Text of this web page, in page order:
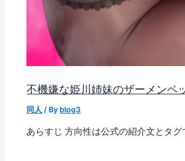
不機嫌な姫川姉妹のザーメンペ
同人 / By blog3
あらすじ 方向性は公式の紹介文とタ